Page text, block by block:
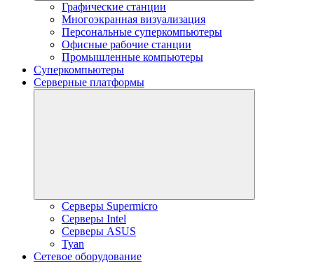
Графические станции
Многоэкранная визуализация
Персональные суперкомпьютеры
Офисные рабочие станции
Промышленные компьютеры
Суперкомпьютеры
Серверные платформы
Серверы Supermicro
Серверы Intel
Серверы ASUS
Tyan
Сетевое оборудование